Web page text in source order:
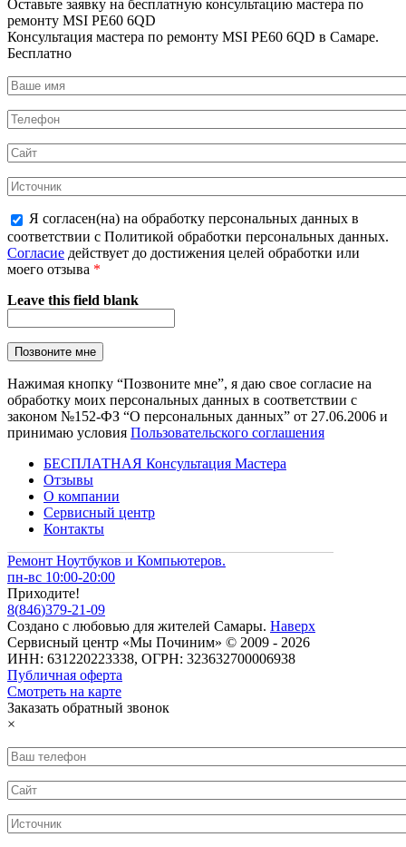
Оставьте заявку на бесплатную консультацию мастера по
ремонту MSI PE60 6QD
Консультация мастера по ремонту MSI PE60 6QD в Самаре.
Бесплатно
Я согласен(на) на обработку персональных данных в
соответствии с Политикой обработки персональных данных.
Согласие действует до достижения целей обработки или
моего отзыва *
Leave this field blank
Нажимая кнопку “Позвоните мне”, я даю свое согласие на
обработку моих персональных данных в соответствии с
законом №152-ФЗ “О персональных данных” от 27.06.2006 и
принимаю условия Пользовательского соглашения
БЕСПЛАТНАЯ Консультация Мастера
Отзывы
О компании
Сервисный центр
Контакты
Ремонт Ноутбуков и Компьютеров.
пн-вс 10:00-20:00
Приходите!
8(846)379-21-09
Создано с любовью для жителей Самары. Наверх
Сервисный центр «Мы Починим» © 2009 - 2026
ИНН: 631220223338, ОГРН: 323632700006938
Публичная оферта
Смотреть на карте
Заказать обратный звонок
×